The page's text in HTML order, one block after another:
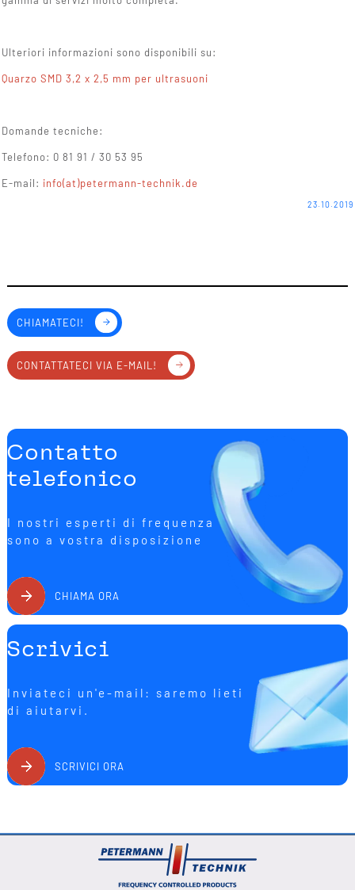
Ulteriori informazioni sono disponibili su:
Quarzo SMD 3,2 x 2,5 mm per ultrasuoni
Domande tecniche:
Telefono: 0 81 91 / 30 53 95
E-mail: info(at)petermann-technik.de
23.10.2019
CHIAMATECI!
CONTATTATECI VIA E-MAIL!
Contatto
telefonico
I nostri esperti di frequenza
sono a vostra disposizione
CHIAMA ORA
Scrivici
Inviateci un'e-mail: saremo lieti
di aiutarvi.
SCRIVICI ORA